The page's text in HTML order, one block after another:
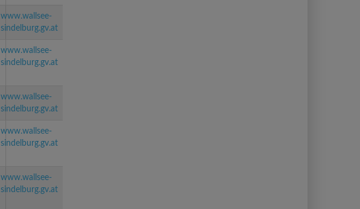
www.wallsee-
sindelburg.gv.at
www.wallsee-
sindelburg.gv.at
www.wallsee-
sindelburg.gv.at
www.wallsee-
sindelburg.gv.at
www.wallsee-
sindelburg.gv.at